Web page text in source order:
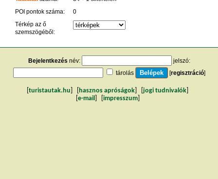
POI pontok száma:
0
Térkép az ő
szemszögéből:
Bejelentkezés név:
jelszó:
tárolás
[regisztráció]
turistautak.hu hasznos apróságok jogi tudnivalók
e-mail impresszum]